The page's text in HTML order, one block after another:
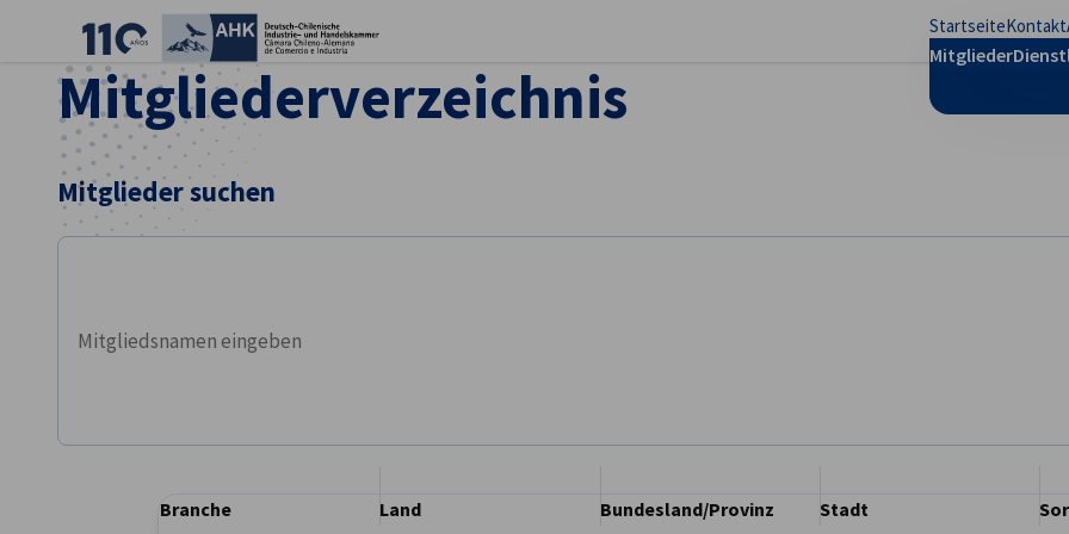
StartseiteKontakt
Mitglieder
Mitgliederverzeichnis
Mitglieder suchen
Branche
Land
Bundesland/Provinz
Stadt